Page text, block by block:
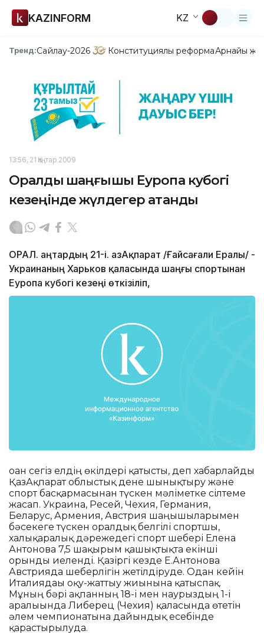
KAZINFORM KZ
Тренд:Сайлау-2026 Конституциялық реформаАрнайы
13:56, 21 Қаңтар 2009
Оралдық шаңғышы Еуропа кубогі
кезеңінде жүлдегер атанды
ОРАЛ. Қаңтардың 21-і. ҚазАқпарат /Ғайсағали Ералы/ -
Украинаның Харьков қаласында шаңғы спортынан
Еуропа кубогі кезеңі өткізіліп,
оған сегіз елдің өкілдері қатысты, деп хабарлайды
ҚазАқпарат облыстық дене шынықтыру және
спорт басқармасынан түскен мәліметке сілтеме
жасап. Украина, Ресей, Чехия, Германия,
Беларус, Армения, Австрия шаңғышыларымен
бәсекеге түскен оралдық белгілі спортшы,
халықаралық дәрежедегі спорт шебері Елена
Антонова 7,5 шақырым қашықтықта екінші
орынды иеленді. Қазіргі кезде Е.Антонова
Австрияда шеберлігін жетілдіруде. Одан кейін
Италиядағы оқу-жаттығу жиынына қатыспақ.
Мұның бәрі ақпанның 18-і мен наурыздың 1-і
аралығында Либерец (Чехия) қаласында өтетін
әлем чемпионатына дайындық есебінде
қарастырылуда.